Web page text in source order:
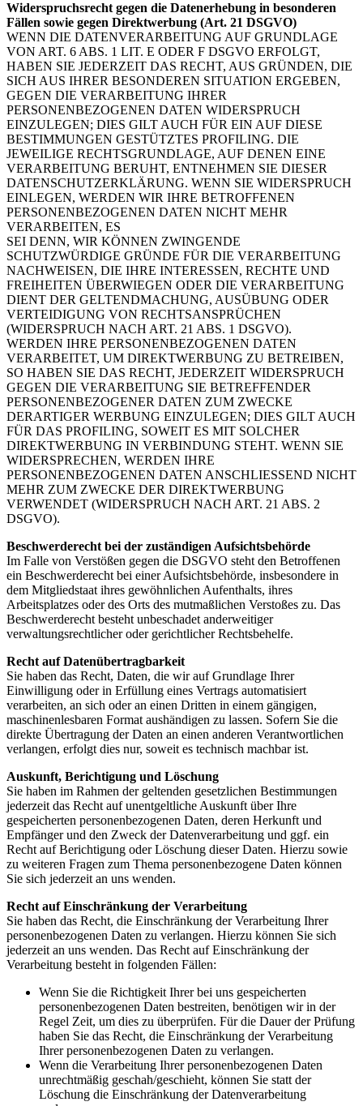
Widerspruchsrecht gegen die Datenerhebung in besonderen
Fällen sowie gegen Direktwerbung (Art. 21 DSGVO)
WENN DIE DATENVERARBEITUNG AUF GRUNDLAGE
VON ART. 6 ABS. 1 LIT. E ODER F DSGVO ERFOLGT,
HABEN SIE JEDERZEIT DAS RECHT, AUS GRÜNDEN, DIE
SICH AUS IHRER BESONDEREN SITUATION ERGEBEN,
GEGEN DIE VERARBEITUNG IHRER
PERSONENBEZOGENEN DATEN WIDERSPRUCH
EINZULEGEN; DIES GILT AUCH FÜR EIN AUF DIESE
BESTIMMUNGEN GESTÜTZTES PROFILING. DIE
JEWEILIGE RECHTSGRUNDLAGE, AUF DENEN EINE
VERARBEITUNG BERUHT, ENTNEHMEN SIE DIESER
DATENSCHUTZERKLÄRUNG. WENN SIE WIDERSPRUCH
EINLEGEN, WERDEN WIR IHRE BETROFFENEN
PERSONENBEZOGENEN DATEN NICHT MEHR
VERARBEITEN, ES
SEI DENN, WIR KÖNNEN ZWINGENDE
SCHUTZWÜRDIGE GRÜNDE FÜR DIE VERARBEITUNG
NACHWEISEN, DIE IHRE INTERESSEN, RECHTE UND
FREIHEITEN ÜBERWIEGEN ODER DIE VERARBEITUNG
DIENT DER GELTENDMACHUNG, AUSÜBUNG ODER
VERTEIDIGUNG VON RECHTSANSPRÜCHEN
(WIDERSPRUCH NACH ART. 21 ABS. 1 DSGVO).
WERDEN IHRE PERSONENBEZOGENEN DATEN
VERARBEITET, UM DIREKTWERBUNG ZU BETREIBEN,
SO HABEN SIE DAS RECHT, JEDERZEIT WIDERSPRUCH
GEGEN DIE VERARBEITUNG SIE BETREFFENDER
PERSONENBEZOGENER DATEN ZUM ZWECKE
DERARTIGER WERBUNG EINZULEGEN; DIES GILT AUCH
FÜR DAS PROFILING, SOWEIT ES MIT SOLCHER
DIREKTWERBUNG IN VERBINDUNG STEHT. WENN SIE
WIDERSPRECHEN, WERDEN IHRE
PERSONENBEZOGENEN DATEN ANSCHLIESSEND NICHT
MEHR ZUM ZWECKE DER DIREKTWERBUNG
VERWENDET (WIDERSPRUCH NACH ART. 21 ABS. 2
DSGVO).
Beschwerderecht bei der zuständigen Aufsichtsbehörde
Im Falle von Verstößen gegen die DSGVO steht den Betroffenen
ein Beschwerderecht bei einer Aufsichtsbehörde, insbesondere in
dem Mitgliedstaat ihres gewöhnlichen Aufenthalts, ihres
Arbeitsplatzes oder des Orts des mutmaßlichen Verstoßes zu. Das
Beschwerderecht besteht unbeschadet anderweitiger
verwaltungsrechtlicher oder gerichtlicher Rechtsbehelfe.
Recht auf Datenübertragbarkeit
Sie haben das Recht, Daten, die wir auf Grundlage Ihrer
Einwilligung oder in Erfüllung eines Vertrags automatisiert
verarbeiten, an sich oder an einen Dritten in einem gängigen,
maschinenlesbaren Format aushändigen zu lassen. Sofern Sie die
direkte Übertragung der Daten an einen anderen Verantwortlichen
verlangen, erfolgt dies nur, soweit es technisch machbar ist.
Auskunft, Berichtigung und Löschung
Sie haben im Rahmen der geltenden gesetzlichen Bestimmungen
jederzeit das Recht auf unentgeltliche Auskunft über Ihre
gespeicherten personenbezogenen Daten, deren Herkunft und
Empfänger und den Zweck der Datenverarbeitung und ggf. ein
Recht auf Berichtigung oder Löschung dieser Daten. Hierzu sowie
zu weiteren Fragen zum Thema personenbezogene Daten können
Sie sich jederzeit an uns wenden.
Recht auf Einschränkung der Verarbeitung
Sie haben das Recht, die Einschränkung der Verarbeitung Ihrer
personenbezogenen Daten zu verlangen. Hierzu können Sie sich
jederzeit an uns wenden. Das Recht auf Einschränkung der
Verarbeitung besteht in folgenden Fällen:
Wenn Sie die Richtigkeit Ihrer bei uns gespeicherten
personenbezogenen Daten bestreiten, benötigen wir in der
Regel Zeit, um dies zu überprüfen. Für die Dauer der Prüfung
haben Sie das Recht, die Einschränkung der Verarbeitung
Ihrer personenbezogenen Daten zu verlangen.
Wenn die Verarbeitung Ihrer personenbezogenen Daten
unrechtmäßig geschah/geschieht, können Sie statt der
Löschung die Einschränkung der Datenverarbeitung